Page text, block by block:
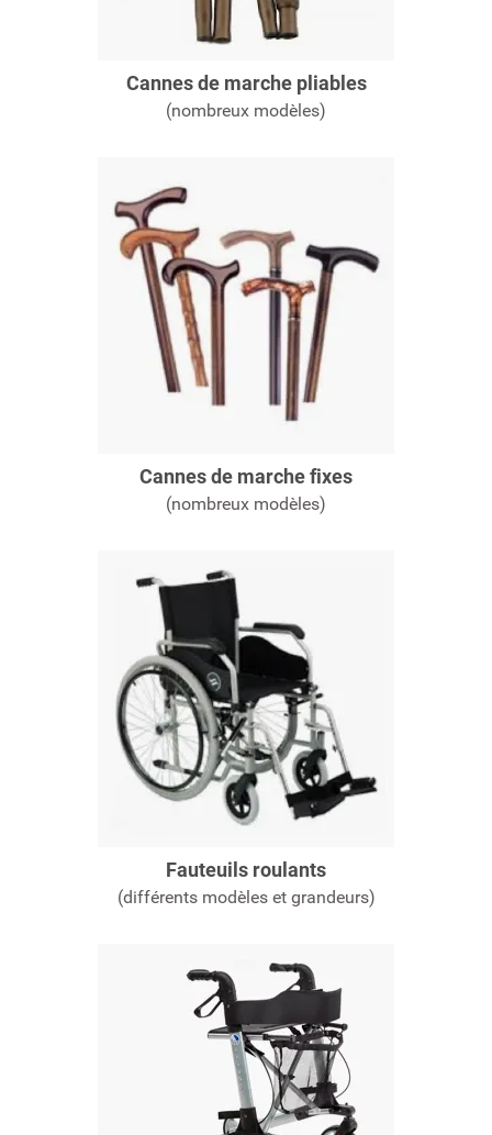
Cannes de marche pliables
(nombreux modèles)
Cannes de marche fixes
(nombreux modèles)
Fauteuils roulants
(différents modèles et grandeurs)